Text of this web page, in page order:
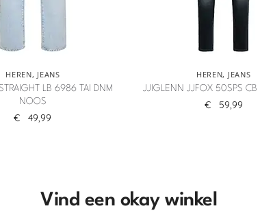
HEREN, JEANS
LB 6986 TAI DNM
NOOS
€ 49,99
HEREN, JEANS
JJIGLENN JJFOX 50SPS
€ 59,99
Vind een okay winkel